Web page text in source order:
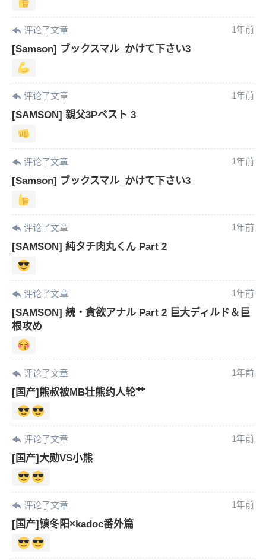
评论了文章 1年前
[Samson] ブックスマル_かけて下さい3
评论了文章 1年前
[SAMSON] 親父3Pベスト 3
评论了文章 1年前
[Samson] ブックスマル_かけて下さい3
评论了文章 1年前
[SAMSON] 純タチ肉丸くん Part 2
评论了文章 1年前
[SAMSON] 続・貪欲アナル Part 2 巨大ディルド＆巨
根攻め
评论了文章 1年前
[国产]熊叔被MB壮熊约人轮艹
评论了文章 1年前
[国产]大勋VS小熊
评论了文章 1年前
[国产]镇冬阳×kadoc番外篇